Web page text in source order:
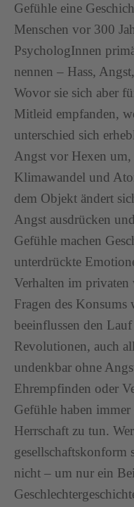
Gefühle eine
Menschen vor 300
PsychologInnen
nennen – Hass,
Wovor sie sich aber
Mitleid empfanden,
unterschied sich
Angst vor Hexen um,
Klimawandel und
dem Objekt ändert
Angst ausdrücken
Gefühle machen
unterdrückte
Verhalten im
Fragen des
beeinflussen den
Revolutionen, auch
undenkbar ohne
Ehrempfinden oder
Gefühle haben
Herrschaft zu tun.
gesellschaftskonform
nicht – um nur ein